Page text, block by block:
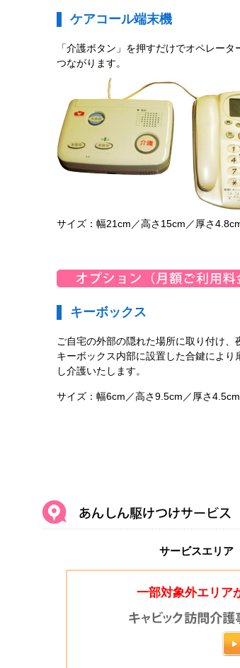
ケアコール端末機
「介護ボタン」を押すだけでオペレータ
つながります。
サイズ：幅21cm／高さ15cm／厚さ
キーボックス
ご自宅の外部の隠れた場所に取り付け、
キーボックス内部に設置した合鍵により
し介護いたします。
サイズ：幅6cm／高さ9.5cm／厚さ
サービスエリア
一部対象外エリア